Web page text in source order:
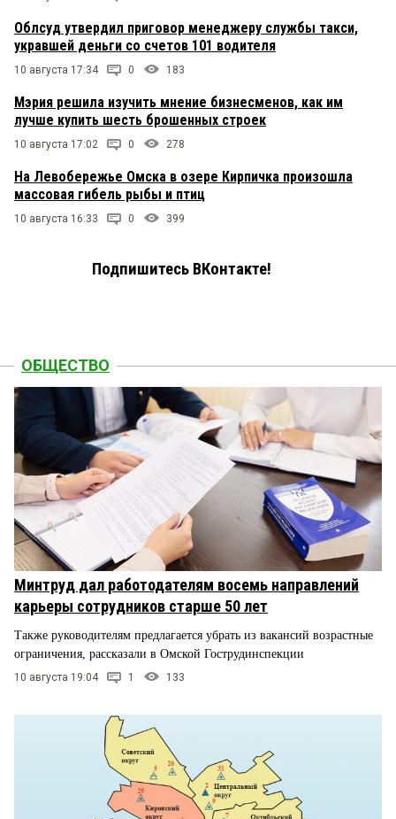
Облсуд утвердил приговор менеджеру службы такси,
укравшей деньги со счетов 101 водителя
10 августа 17:34 0 183
Мэрия решила изучить мнение бизнесменов, как им
лучше купить шесть брошенных строек
10 августа 17:02 0 278
На Левобережье Омска в озере Кирпичка произошла
массовая гибель рыбы и птиц
10 августа 16:33 0 399
Подпишитесь ВКонтакте!
ОБЩЕСТВО
Минтруд дал работодателям восемь направлений
карьеры сотрудников старше 50 лет
Также руководителям предлагается убрать из вакансий возрастные
ограничения, рассказали в Омской Гострудинспекции
10 августа 19:04 1 133